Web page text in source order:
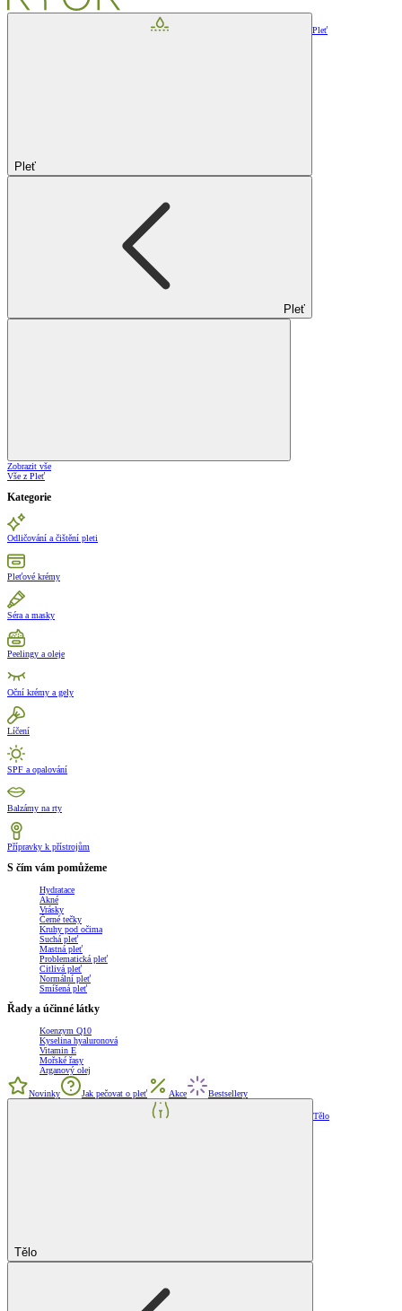
Pleť
Pleť
Pleť
Zobrazit vše
Vše z Pleť
Kategorie
Odličování a čištění pleti
Pleťové krémy
Séra a masky
Peelingy a oleje
Oční krémy a gely
Líčení
SPF a opalování
Balzámy na rty
Přípravky k přístrojům
S čím vám pomůžeme
Hydratace
Akné
Vrásky
Černé tečky
Kruhy pod očima
Suchá pleť
Mastná pleť
Problematická pleť
Citlivá pleť
Normální pleť
Smíšená pleť
Řady a účinné látky
Koenzym Q10
Kyselina hyaluronová
Vitamin E
Mořské řasy
Arganový olej
Novinky Jak pečovat o pleť Akce Bestsellery
Tělo
Tělo